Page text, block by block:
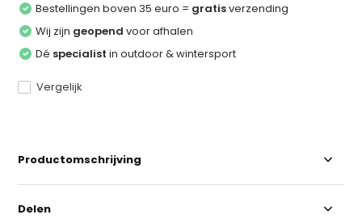
Bestellingen boven 35 euro = gratisverzending
Wij zijn geopend voor afhalen
Dé specialist in outdoor & wintersport
Vergelijk
Productomschrijving
Delen